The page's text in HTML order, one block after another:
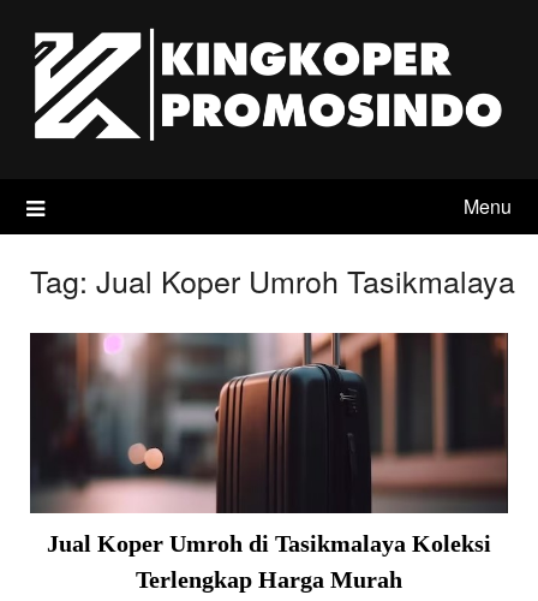
content
Menu
Tag: Jual Koper Umroh Tasikmalaya
Jual Koper Umroh di Tasikmalaya Koleksi
Terlengkap Harga Murah